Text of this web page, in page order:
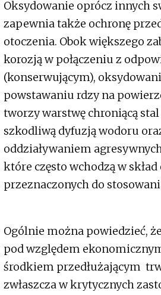
Oksydowanie oprócz innych
zapewnia także ochronę
otoczenia. Obok większego
korozją w połączeniu z
(konserwującym),
powstawaniu rdzy na
tworzy warstwę chroniącą
szkodliwą dyfuzją wodoru
oddziaływaniem
które często wchodzą w
przeznaczonych do
Ogólnie można powiedzieć,
pod względem
środkiem przedłużającym
zwłaszcza w krytycznych